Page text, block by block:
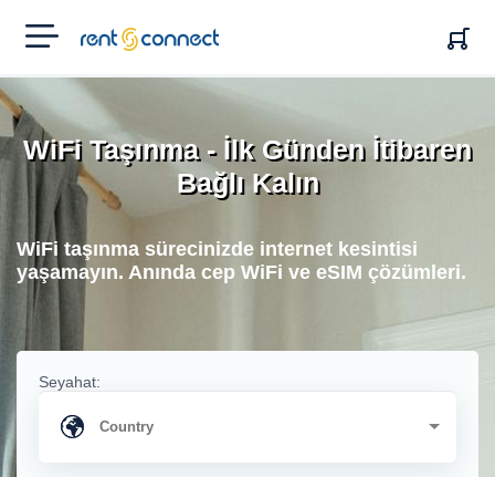
RENT'N
CONNECT
WiFi Taşınma - İlk Günden İtibaren
Bağlı Kalın
WiFi taşınma sürecinizde internet kesintisi
yaşamayın. Anında cep WiFi ve eSIM çözümleri.
Seyahat: